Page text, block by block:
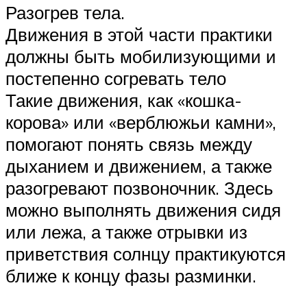
Разогрев тела.
Движения в этой части практики
должны быть мобилизующими и
постепенно согревать тело
Такие движения, как «кошка-
корова» или «верблюжьи камни»,
помогают понять связь между
дыханием и движением, а также
разогревают позвоночник. Здесь
можно выполнять движения сидя
или лежа, а также отрывки из
приветствия солнцу практикуются
ближе к концу фазы разминки.